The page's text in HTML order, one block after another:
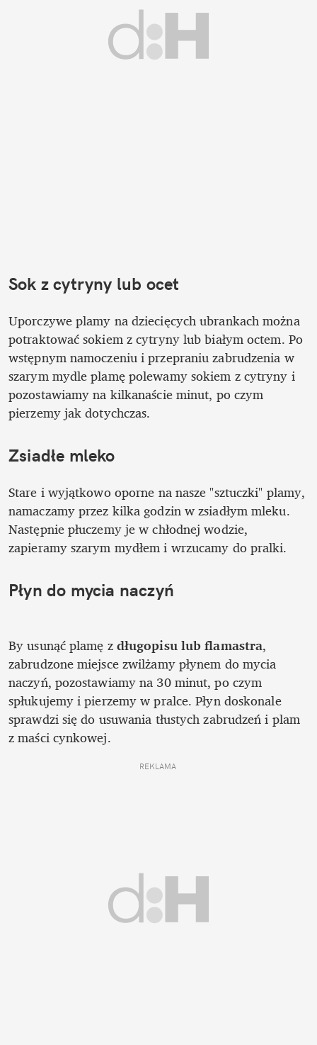
Sok z cytryny lub ocet
Uporczywe plamy na dziecięcych ubrankach można
potraktować sokiem z cytryny lub białym octem. Po
wstępnym namoczeniu i przepraniu zabrudzenia w
szarym mydle plamę polewamy sokiem z cytryny i
pozostawiamy na kilkanaście minut, po czym
pierzemy jak dotychczas.
Zsiadłe mleko
Stare i wyjątkowo oporne na nasze "sztuczki" plamy,
namaczamy przez kilka godzin w zsiadłym mleku.
Następnie płuczemy je w chłodnej wodzie,
zapieramy szarym mydłem i wrzucamy do pralki.
Płyn do mycia naczyń
By usunąć plamę z długopisu lub flamastra,
zabrudzone miejsce zwilżamy płynem do mycia
naczyń, pozostawiamy na 30 minut, po czym
spłukujemy i pierzemy w pralce. Płyn doskonale
sprawdzi się do usuwania tłustych zabrudzeń i plam
z maści cynkowej.
REKLAMA